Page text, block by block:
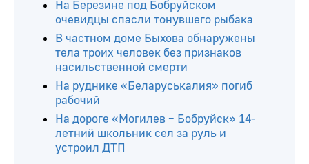
На Березине под Бобруйском
очевидцы спасли тонувшего рыбака
В частном доме Быхова обнаружены
тела троих человек без признаков
насильственной смерти
На руднике «Беларуськалия» погиб
рабочий
На дороге «Могилев – Бобруйск» 14-
летний школьник сел за руль и
устроил ДТП